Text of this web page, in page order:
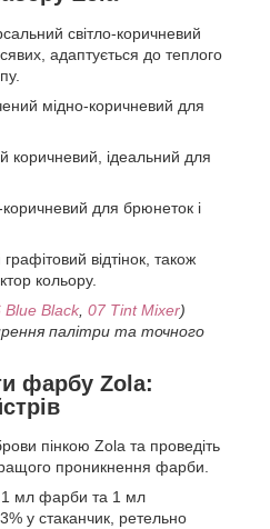
світло-коричневий
адаптується до теплого
мідно-коричневий для
коричневий, ідеальний для
для брюнеток і
відтінок, також
кольору.
Blue Black 07 Tint Mixer)
палітри та точного
фарбу Zola:
пінкою Zola та проведіть
проникнення фарби.
1 мл фарби та 1 мл
у стаканчик, ретельно